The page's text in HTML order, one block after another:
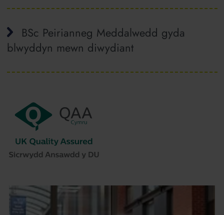
BSc Peirianneg Meddalwedd gyda
blwyddyn mewn diwydiant